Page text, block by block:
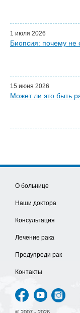
Наши партнеры
1 июля 2026
Биопсия: почему не
15 июня 2026
Может ли это быть
О больнице
Наши доктора
Консультация
Лечение рака
Предупреди рак
Контакты
© 2007 - 2026